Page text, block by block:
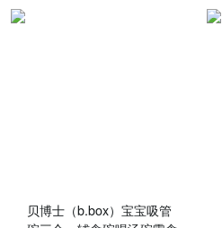
贝博士（b.box）宝宝吸管